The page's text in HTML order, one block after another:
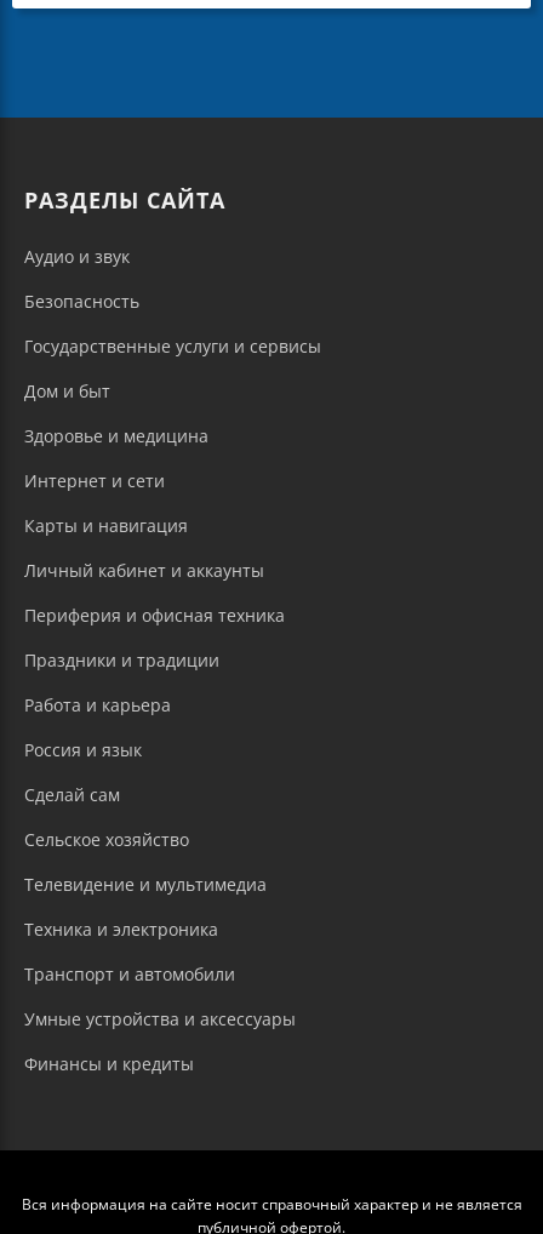
РАЗДЕЛЫ САЙТА
Аудио и звук
Безопасность
Государственные услуги и сервисы
Дом и быт
Здоровье и медицина
Интернет и сети
Карты и навигация
Личный кабинет и аккаунты
Периферия и офисная техника
Праздники и традиции
Работа и карьера
Россия и язык
Сделай сам
Сельское хозяйство
Телевидение и мультимедиа
Техника и электроника
Транспорт и автомобили
Умные устройства и аксессуары
Финансы и кредиты
Вся информация на сайте носит справочный характер и не является
публичной офертой.